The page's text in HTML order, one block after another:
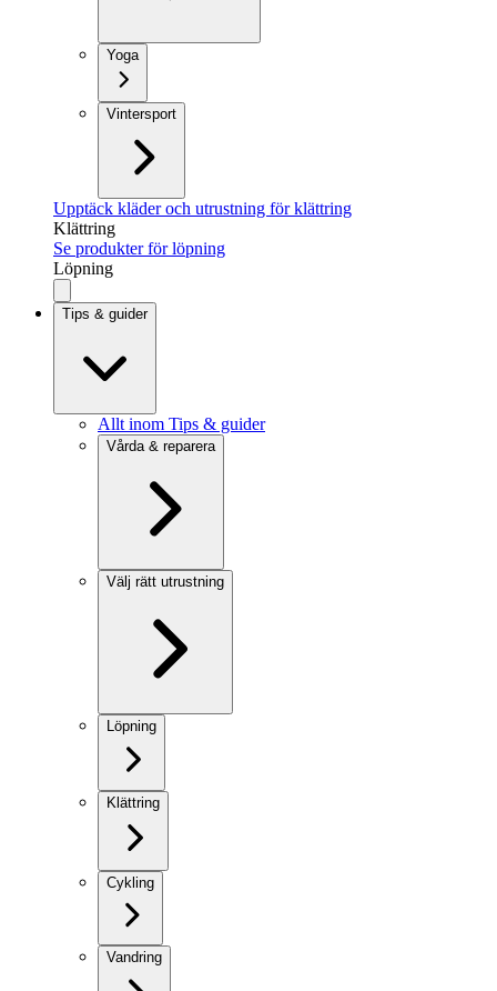
Yoga
Vintersport
Upptäck kläder och utrustning för klättring
Klättring
Se produkter för löpning
Löpning
Tips & guider
Allt inom Tips & guider
Vårda & reparera
Välj rätt utrustning
Löpning
Klättring
Cykling
Vandring